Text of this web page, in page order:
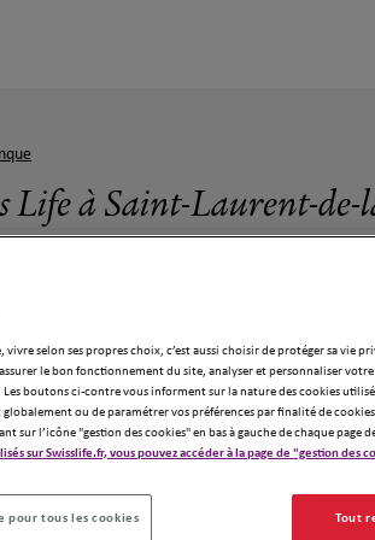
Life à Saint-Laurent-
Swiss Life à Saint-
vivre selon ses propres choix, c’est aussi choisir de protéger sa vie
le bon fonctionnement du site, analyser et personnaliser
Les boutons ci-contre vous informent sur la nature des cookies
ou de paramétrer vos préférences par finalité de
sur l’icône "gestion des cookies" en bas à gauche de chaque page
sur Swisslife.fr, vous pouvez accéder à la page de "gestion des
pour tous les cookies Tout